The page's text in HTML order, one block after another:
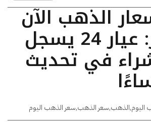
الذهب الآن
في مصر: عيار 24 يسجل
للشراء في تحديث
اليوم,الذهب,سعر الذهب,سعر الذهب اليوم